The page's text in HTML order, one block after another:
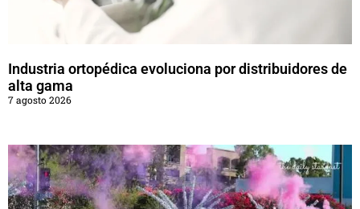
Industria ortopédica evoluciona por distribuidores de
alta gama
7 agosto 2026